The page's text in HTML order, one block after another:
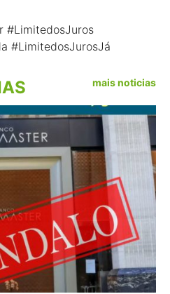
#LimitedosJuros
#LimitedosJurosJá
mais noticias